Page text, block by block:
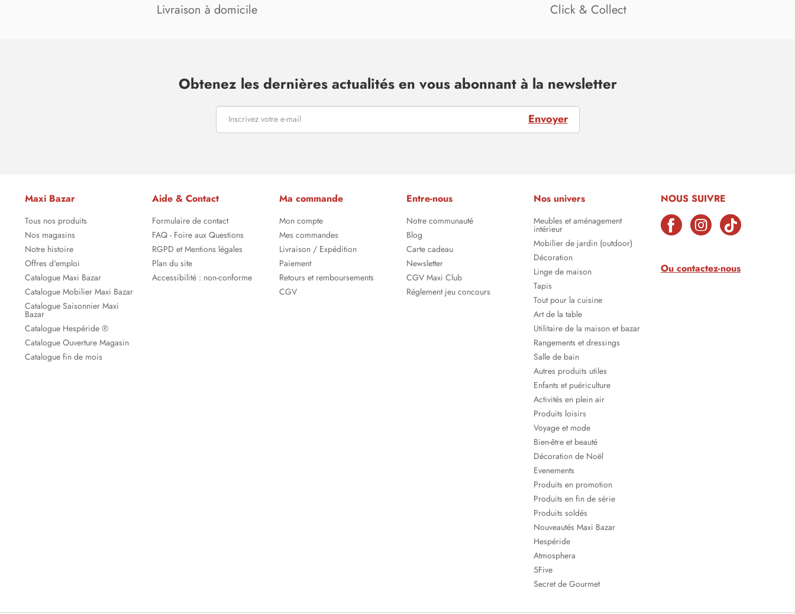
Livraison à domicile Click & Collect
Obtenez les dernières actualités en vous abonnant à la newsletter
Envoyer
Maxi Bazar
Tous nos produits
Nos magasins
Notre histoire
Offres d'emploi
Catalogue Maxi Bazar
Catalogue Mobilier Maxi Bazar
Catalogue Saisonnier Maxi
Bazar
Catalogue Hespéride ®
Catalogue Ouverture Magasin
Catalogue fin de mois
Aide & Contact
Formulaire de contact
FAQ - Foire aux Questions
RGPD et Mentions légales
Plan du site
Accessibilité : non-conforme
Ma commande
Mon compte
Mes commandes
Livraison / Expédition
Paiement
Retours et remboursements
CGV
Entre-nous
Notre communauté
Blog
Carte cadeau
Newsletter
CGV Maxi Club
Réglement jeu concours
Nos univers
Meubles et aménagement
intérieur
Mobilier de jardin (outdoor)
Décoration
Linge de maison
Tapis
Tout pour la cuisine
Art de la table
Utilitaire de la maison et bazar
Rangements et dressings
Salle de bain
Autres produits utiles
Enfants et puériculture
Activités en plein air
Produits loisirs
Voyage et mode
Bien-être et beauté
Décoration de Noël
Evenements
Produits en promotion
Produits en fin de série
Produits soldés
Nouveautés Maxi Bazar
Hespéride
Atmosphera
5Five
Secret de Gourmet
NOUS SUIVRE
Ou contactez-nous